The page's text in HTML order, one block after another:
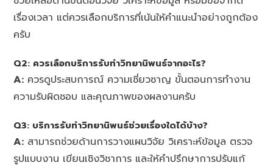
เรื่องเวลา แต่ควรเลือกบริการที่เน้นให้คำแนะนำอย่างถูกต้อง
ครับ
Q2: ควรเลือกบริการรับทำวิทยานิพนธ์จากอะไร?
A: ควรดูประสบการณ์ ความเชี่ยวชาญ ขั้นตอนการทำงาน
ความรับผิดชอบ และคุณภาพของผลงานครับ
Q3: บริการรับทำวิทยานิพนธ์ช่วยเรื่องใดได้บ้าง?
A: สามารถช่วยด้านการวางแผนวิจัย วิเคราะห์ข้อมูล ตรวจ
รูปแบบงาน เขียนเชิงวิชาการ และให้คำปรึกษาการปรับแก้